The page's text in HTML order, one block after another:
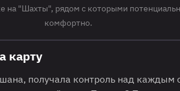
на "Шахты", рядом с которыми
комфортно.
карту
получала контроль над каждым